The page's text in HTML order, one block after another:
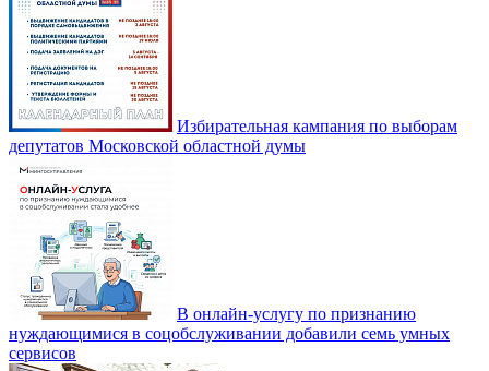
Избирательная кампания по выборам
депутатов Московской областной думы
В онлайн-услугу по признанию
нуждающимися в соцобслуживании добавили семь умных
сервисов